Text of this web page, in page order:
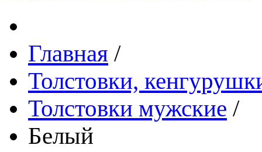
Главная /
Толстовки,
Толстовки мужские /
Белый